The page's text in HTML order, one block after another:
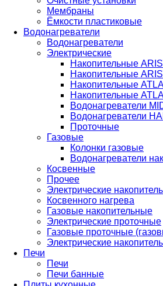
Мембраны
Ёмкости пластиковые
Водонагреватели
Водонагреватели
Электрические
Накопительные
Накопительные
Накопительные
Накопительные
Водонагреватели
Водонагреватели
Проточные
Газовые
Колонки газовые
Водонагреватели
Косвенные
Прочее
Электрические
Косвенного нагрева
Газовые накопительные
Электрические проточные
Газовые проточные
Электрические
Печи
Печи
Печи банные